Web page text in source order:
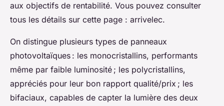
aux objectifs de rentabilité. Vous pouvez consulter
tous les détails sur cette page : arrivelec.
On distingue plusieurs types de panneaux
photovoltaïques : les monocristallins, performants
même par faible luminosité ; les polycristallins,
appréciés pour leur bon rapport qualité/prix ; les
bifaciaux, capables de capter la lumière des deux